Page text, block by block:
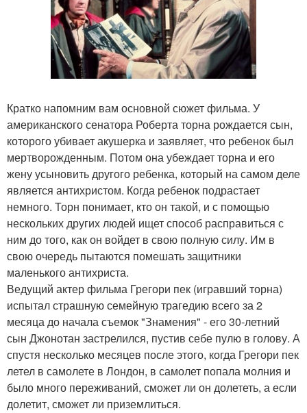
Кратко напомним вам основной сюжет фильма. У
американского сенатора Роберта торна рождается сын,
которого убивает акушерка и заявляет, что ребенок был
мертворожденным. Потом она убеждает торна и его
жену усыновить другого ребенка, который на самом деле
является антихристом. Когда ребенок подрастает
немного. Торн понимает, кто он такой, и с помощью
нескольких других людей ищет способ расправиться с
ним до того, как он войдет в свою полную силу. Им в
свою очередь пытаются помешать защитники
маленького антихриста.
Ведущий актер фильма Грегори пек (игравший торна)
испытал страшную семейную трагедию всего за 2
месяца до начала съемок "Знамения" - его 30-летний
сын Джонотан застрелился, пустив себе пулю в голову. А
спустя несколько месяцев после этого, когда Грегори пек
летел в самолете в Лондон, в самолет попала молния и
было много переживаний, сможет ли он долететь, а если
долетит, сможет ли приземлиться.